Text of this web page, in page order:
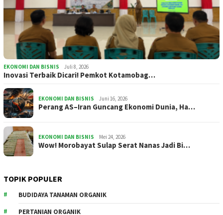
EKONOMI DAN BISNIS Juli 8, 2026
Inovasi Terbaik Dicari! Pemkot Kotamobag…
EKONOMI DAN BISNIS Juni 16, 2026
Perang AS–Iran Guncang Ekonomi Dunia, Ha…
EKONOMI DAN BISNIS Mei 24, 2026
Wow! Morobayat Sulap Serat Nanas Jadi Bi…
TOPIK POPULER
BUDIDAYA TANAMAN ORGANIK
PERTANIAN ORGANIK